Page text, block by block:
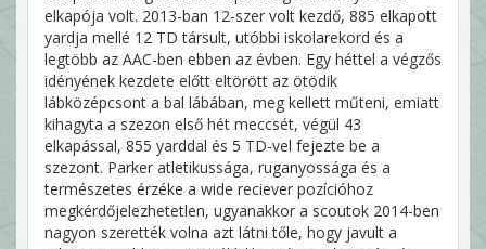
elkapója volt. 2013-ban 12-szer volt kezdő, 885 elkapott
yardja mellé 12 TD társult, utóbbi iskolarekord és a
legtöbb az AAC-ben ebben az évben. Egy héttel a végzős
idényének kezdete előtt eltörött az ötödik
lábközépcsont a bal lábában, meg kellett műteni, emiatt
kihagyta a szezon első hét meccsét, végül 43
elkapással, 855 yarddal és 5 TD-vel fejezte be a
szezont. Parker atletikussága, ruganyossága és a
természetes érzéke a wide reciever pozícióhoz
megkérdőjelezhetetlen, ugyanakkor a scoutok 2014-ben
nagyon szerették volna azt látni tőle, hogy javult a